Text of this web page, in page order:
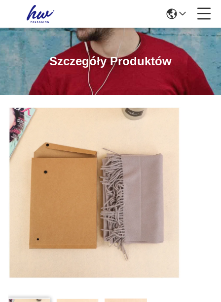
Szczegóły Produktów